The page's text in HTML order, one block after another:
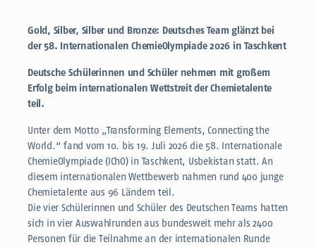
Gold, Silber, Silber und Bronze: Deutsches Team glänzt bei
der 58. Internationalen ChemieOlympiade 2026 in Taschkent
Deutsche Schülerinnen und Schüler nehmen mit großem
Erfolg beim internationalen Wettstreit der Chemietalente
teil.
Unter dem Motto „Transforming Elements, Connecting the
World.“ fand vom 10. bis 19. Juli 2026 die 58. Internationale
ChemieOlympiade (IChO) in Taschkent, Usbekistan statt. An
diesem internationalen Wettbewerb nahmen rund 400 junge
Chemietalente aus 96 Ländern teil.
Die vier Schülerinnen und Schüler des Deutschen Teams hatten
sich in vier Auswahlrunden aus bundesweit mehr als 2400
Personen für die Teilnahme an der internationalen Runde